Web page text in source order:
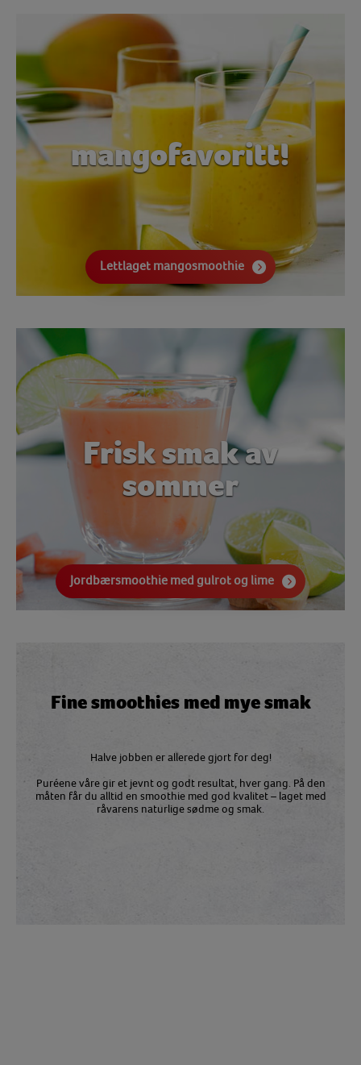
mangofavoritt!
Lettlaget mangosmoothie
Frisk smak av
sommer
Jordbærsmoothie med gulrot og lime
Fine smoothies med mye smak
Halve jobben er allerede gjort for deg!
Puréene våre gir et jevnt og godt resultat, hver gang. På den
måten får du alltid en smoothie med god kvalitet – laget med
råvarens naturlige sødme og smak.